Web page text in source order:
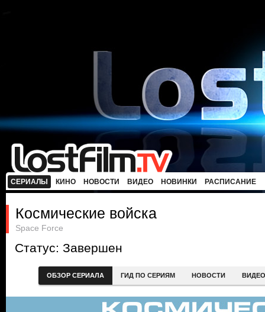
СЕРИАЛЫ КИНО НОВОСТИ ВИДЕО НОВИНКИ РАСПИСАНИЕ
Космические войска
Space Force
Статус: Завершен
ОБЗОР СЕРИАЛА ГИД ПО СЕРИЯМ НОВОСТИ ВИДЕО